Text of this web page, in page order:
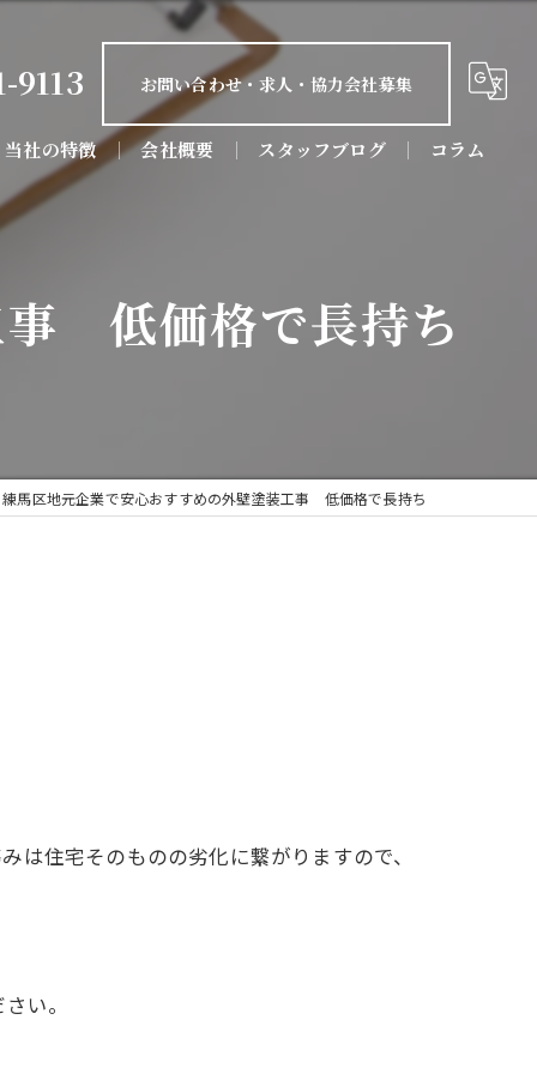
9113 お問い合わせ・求人・協力会社募集
当社の特徴
屋根塗装
屋根工事
会社概要 スタッフブログ コラム
事 低価格で長持ち
練馬区地元企業で安心おすすめの外壁塗装工事 低価格で長持ち
住宅そのものの劣化に繋がりますので、
い。